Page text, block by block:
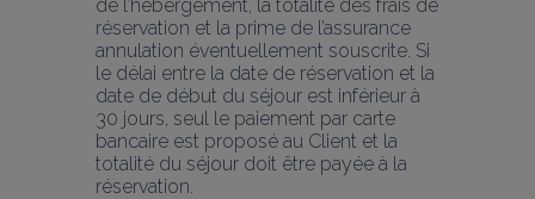
de l’hébergement, la totalité des frais de
réservation et la prime de l’assurance
annulation éventuellement souscrite. Si
le délai entre la date de réservation et la
date de début du séjour est inférieur à
30 jours, seul le paiement par carte
bancaire est proposé au Client et la
totalité du séjour doit être payée à la
réservation.